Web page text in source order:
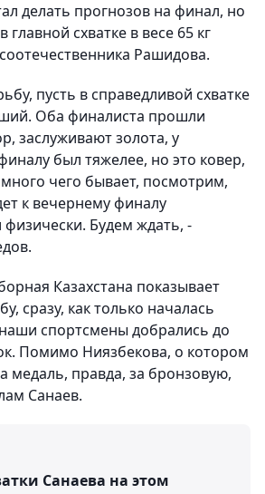
делать прогнозов на финал, но
главной схватке в весе 65 кг
Рашидова.
пусть в справедливой схватке
Оба финалиста прошли
заслуживают золота, у
был тяжелее, но это ковер,
чего бывает, посмотрим,
к вечернему финалу
физически. Будем ждать, -
Казахстана показывает
сразу, как только началась
спортсмены добрались до
Помимо Ниязбекова, о котором
медаль, правда, за бронзовую,
Санаев.
Санаева на этом